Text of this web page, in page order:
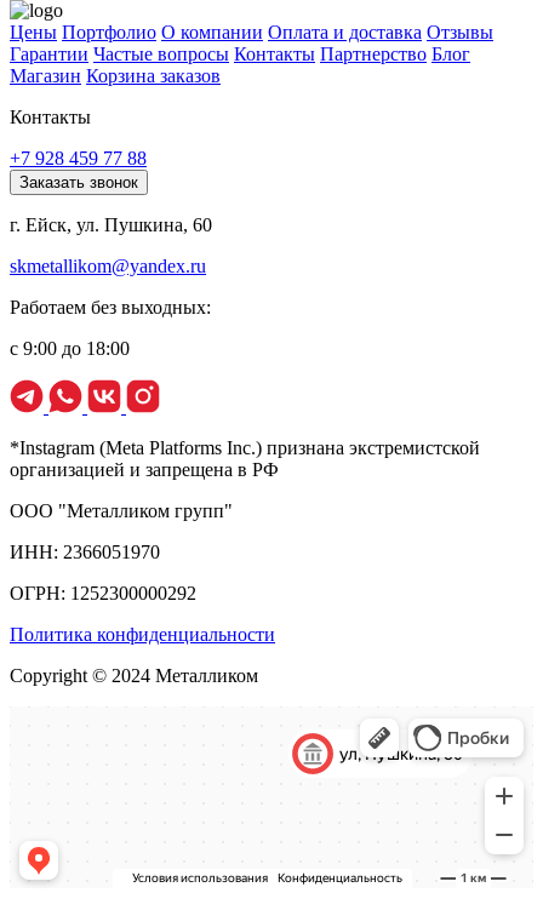
Цены Портфолио О компании Оплата и доставка Отзывы
Гарантии Частые вопросы Контакты Партнерство Блог
Магазин Корзина заказов
Контакты
+7 928 459 77 88
Заказать звонок
г. Ейск, ул. Пушкина, 60
skmetallikom@yandex.ru
Работаем без выходных:
с 9:00 до 18:00
*Instagram (Meta Platforms Inc.) признана экстремистской
организацией и запрещена в РФ
ООО "Металликом групп"
ИНН: 2366051970
ОГРН: 1252300000292
Политика конфиденциальности
Copyright © 2024 Металликом